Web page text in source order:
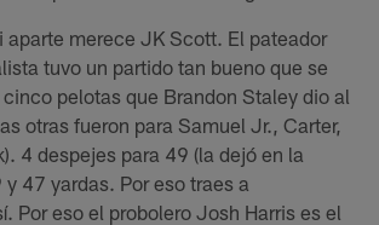
aparte merece JK Scott. El pateador
tuvo un partido tan bueno que se
pelotas que Brandon Staley dio al
otras fueron para Samuel Jr., Carter,
4 despejes para 49 (la dejó en la
47 yardas. Por eso traes a
Por eso el probolero Josh Harris es el